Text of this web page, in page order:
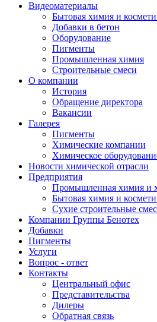
Видеоматериалы
Бытовая химия и
Добавки в бетон
Оборудование
Пигменты
Промышленная химия
Строительные смеси
О компании
История
Обращение директора
Вакансии
Галерея
Пигменты
Химические компании
Химическое
Новости химической отрасли
Предприятия
Промышленная химия и
Бытовая химия и
Сухие строительные
Компании Группы Бенотех
Добавки
Пигменты
Услуги
Вопрос - ответ
Контакты
Центральный офис
Представительства
Дилеры
Обратная связь